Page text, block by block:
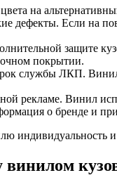
на
дефекты. Если на
защите
покрытии.
службы ЛКП. Винил
рекламе. Винил
о бренде и
индивидуальность